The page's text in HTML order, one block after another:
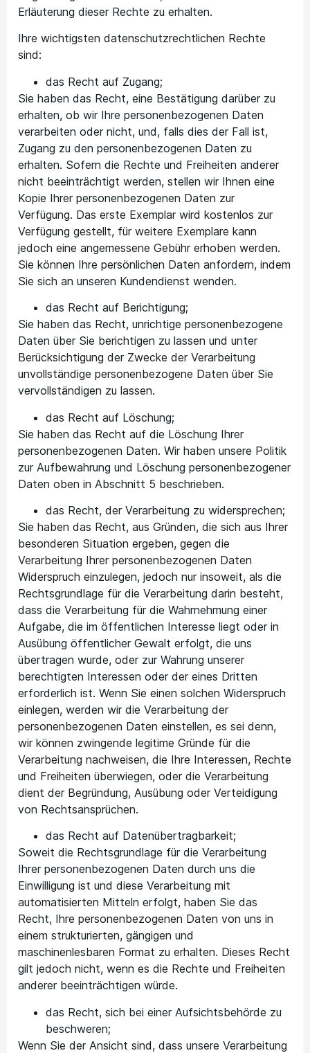
Erläuterung dieser Rechte zu erhalten.
Ihre wichtigsten datenschutzrechtlichen Rechte
sind:
das Recht auf Zugang;
Sie haben das Recht, eine Bestätigung darüber zu
erhalten, ob wir Ihre personenbezogenen Daten
verarbeiten oder nicht, und, falls dies der Fall ist,
Zugang zu den personenbezogenen Daten zu
erhalten. Sofern die Rechte und Freiheiten anderer
nicht beeinträchtigt werden, stellen wir Ihnen eine
Kopie Ihrer personenbezogenen Daten zur
Verfügung. Das erste Exemplar wird kostenlos zur
Verfügung gestellt, für weitere Exemplare kann
jedoch eine angemessene Gebühr erhoben werden.
Sie können Ihre persönlichen Daten anfordern, indem
Sie sich an unseren Kundendienst wenden.
das Recht auf Berichtigung;
Sie haben das Recht, unrichtige personenbezogene
Daten über Sie berichtigen zu lassen und unter
Berücksichtigung der Zwecke der Verarbeitung
unvollständige personenbezogene Daten über Sie
vervollständigen zu lassen.
das Recht auf Löschung;
Sie haben das Recht auf die Löschung Ihrer
personenbezogenen Daten. Wir haben unsere Politik
zur Aufbewahrung und Löschung personenbezogener
Daten oben in Abschnitt 5 beschrieben.
das Recht, der Verarbeitung zu widersprechen;
Sie haben das Recht, aus Gründen, die sich aus Ihrer
besonderen Situation ergeben, gegen die
Verarbeitung Ihrer personenbezogenen Daten
Widerspruch einzulegen, jedoch nur insoweit, als die
Rechtsgrundlage für die Verarbeitung darin besteht,
dass die Verarbeitung für die Wahrnehmung einer
Aufgabe, die im öffentlichen Interesse liegt oder in
Ausübung öffentlicher Gewalt erfolgt, die uns
übertragen wurde, oder zur Wahrung unserer
berechtigten Interessen oder der eines Dritten
erforderlich ist. Wenn Sie einen solchen Widerspruch
einlegen, werden wir die Verarbeitung der
personenbezogenen Daten einstellen, es sei denn,
wir können zwingende legitime Gründe für die
Verarbeitung nachweisen, die Ihre Interessen, Rechte
und Freiheiten überwiegen, oder die Verarbeitung
dient der Begründung, Ausübung oder Verteidigung
von Rechtsansprüchen.
das Recht auf Datenübertragbarkeit;
Soweit die Rechtsgrundlage für die Verarbeitung
Ihrer personenbezogenen Daten durch uns die
Einwilligung ist und diese Verarbeitung mit
automatisierten Mitteln erfolgt, haben Sie das
Recht, Ihre personenbezogenen Daten von uns in
einem strukturierten, gängigen und
maschinenlesbaren Format zu erhalten. Dieses Recht
gilt jedoch nicht, wenn es die Rechte und Freiheiten
anderer beeinträchtigen würde.
das Recht, sich bei einer Aufsichtsbehörde zu
beschweren;
Wenn Sie der Ansicht sind, dass unsere Verarbeitung